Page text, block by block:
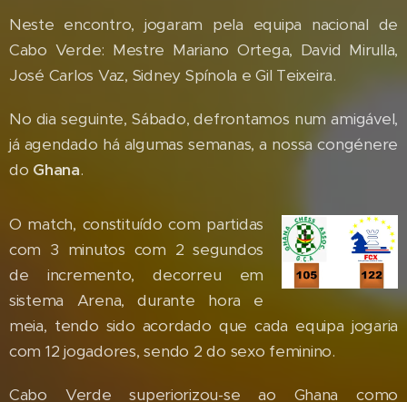
Neste encontro, jogaram pela equipa nacional de
Cabo Verde: Mestre Mariano Ortega, David Mirulla,
José Carlos Vaz, Sidney Spínola e Gil Teixeira.
No dia seguinte, Sábado, defrontamos num amigável,
já agendado há algumas semanas, a nossa congénere
do Ghana.
O match, constituído com partidas
com 3 minutos com 2 segundos
de incremento, decorreu em
sistema Arena, durante hora e
meia, tendo sido acordado que cada equipa jogaria
com 12 jogadores, sendo 2 do sexo feminino.
Cabo Verde superiorizou-se ao Ghana como